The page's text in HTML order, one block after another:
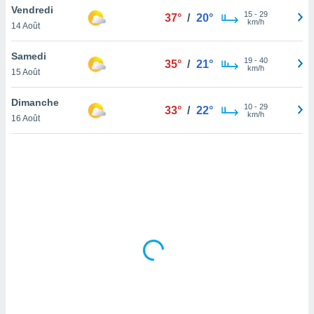
en
de
Vendredi
14 Août
37° / 20° 15- 29
km/h
Samedi
15 Août
35° / 21° 19- 40
km/h
Dimanche
16 Août
33° / 22° 10- 29
km/h